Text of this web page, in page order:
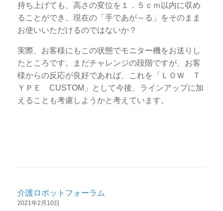
持ち上げても、高さの変位を１．５ｃｍ以内に収め
ることができ、現在の「手であが～る」をそのまま
お使いいただけるのではないか？
実際、お客様にもこの状態でモニター機をお送りし
たところです。まだチャレンジの段階ですが、お客
様からの反応が良好であれば、これを「ＬＯＷ Ｔ
ＹＰＥ CUSTOM」として今後、ラインアップに加
えることも考慮しようかと考えています。
介護ロボットフォーラム
2021年2月10日